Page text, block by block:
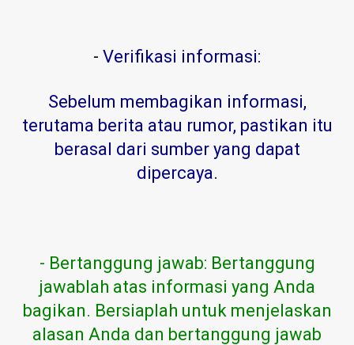
- Verifikasi informasi:
Sebelum membagikan informasi,
terutama berita atau rumor, pastikan itu
berasal dari sumber yang dapat
dipercaya.
- Bertanggung jawab: Bertanggung
jawablah atas informasi yang Anda
bagikan. Bersiaplah untuk menjelaskan
alasan Anda dan bertanggung jawab